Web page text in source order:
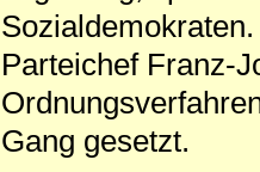
Parteichef Franz-
Gang gesetzt.